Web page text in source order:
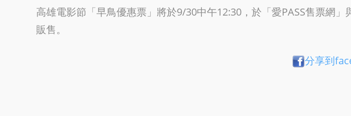
高雄電影節「早鳥優惠票」將於9/30中午12:30，於「愛PASS售票網
販售。
分享到